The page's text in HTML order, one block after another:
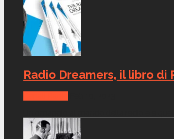
Radio Dreamers, il libro